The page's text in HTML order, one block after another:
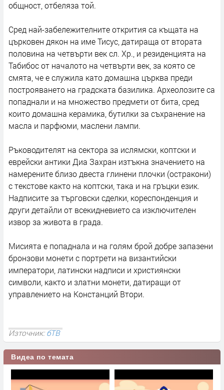
общност, отбеляза той.
Сред най-забележителните открития са къщата на
църковен дякон на име Тисус, датираща от втората
половина на четвърти век сл. Хр., и резиденцията на
Табибос от началото на четвърти век, за която се
смята, че е служила като домашна църква преди
построяването на градската базилика. Археолозите са
попаднали и на множество предмети от бита, сред
които домашна керамика, бутилки за съхранение на
масла и парфюми, маслени лампи.
Ръководителят на сектора за ислямски, коптски и
еврейски антики Диа Захран изтъкна значението на
намерените близо двеста глинени плочки (остракони)
с текстове както на коптски, така и на гръцки език.
Надписите за търговски сделки, кореспонденция и
други детайли от всекидневието са изключителен
извор за живота в града.
Мисията е попаднала и на голям брой добре запазени
бронзови монети с портрети на византийски
императори, латински надписи и християнски
символи, както и златни монети, датиращи от
управлението на Констанций Втори.
Източник:бТВ
Видеа по темата